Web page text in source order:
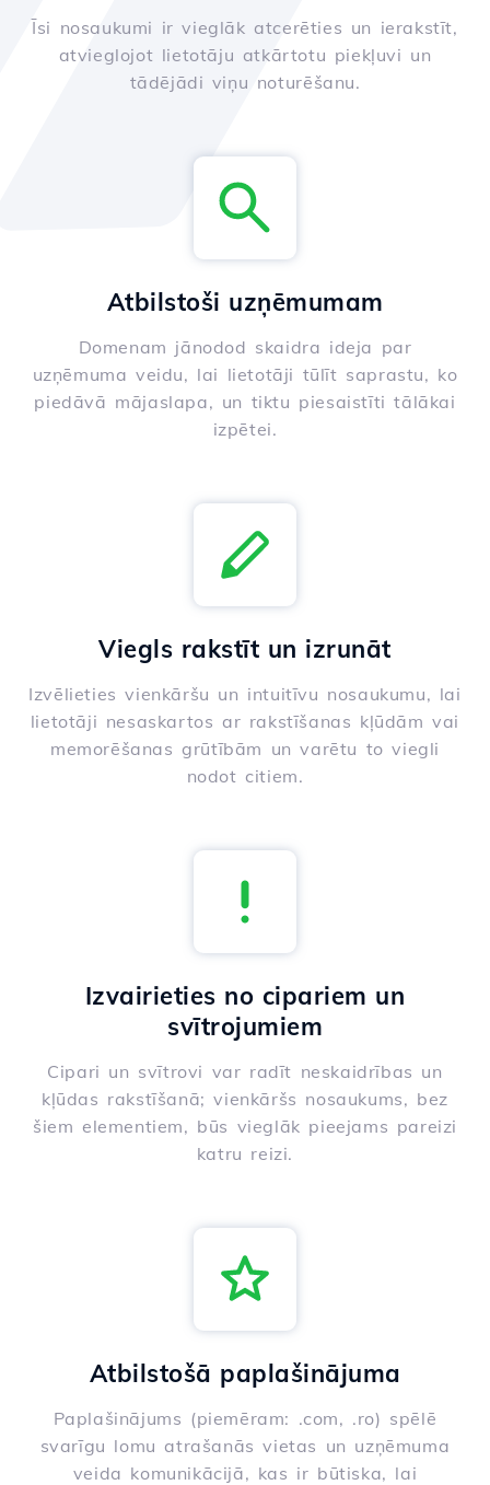
Īsi nosaukumi ir vieglāk atcerēties un ierakstīt,
atvieglojot lietotāju atkārtotu piekļuvi un
tādējādi viņu noturēšanu.
Atbilstoši uzņēmumam
Domenam jānodod skaidra ideja par
uzņēmuma veidu, lai lietotāji tūlīt saprastu, ko
piedāvā mājaslapa, un tiktu piesaistīti tālākai
izpētei.
Viegls rakstīt un izrunāt
Izvēlieties vienkāršu un intuitīvu nosaukumu, lai
lietotāji nesaskartos ar rakstīšanas kļūdām vai
memorēšanas grūtībām un varētu to viegli
nodot citiem.
Izvairieties no cipariem un
svītrojumiem
Cipari un svītrovi var radīt neskaidrības un
kļūdas rakstīšanā; vienkāršs nosaukums, bez
šiem elementiem, būs vieglāk pieejams pareizi
katru reizi.
Atbilstošā paplašinājuma
Paplašinājums (piemēram: .com, .ro) spēlē
svarīgu lomu atrašanās vietas un uzņēmuma
veida komunikācijā, kas ir būtiska, lai